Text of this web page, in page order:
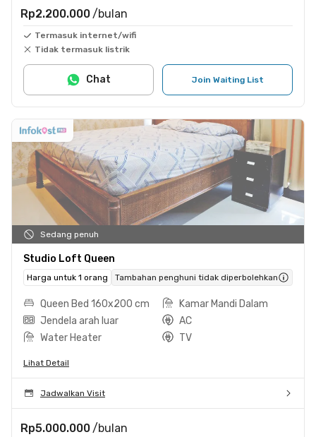
Rp2.200.000 /bulan
Termasuk internet/wifi
Tidak termasuk listrik
Join Waiting List
Chat
Sedang penuh
Studio Loft Queen
Harga untuk 1 orang Tambahan penghuni tidak diperbolehkan
Queen Bed 160x200 cm
Kamar Mandi Dalam
Jendela arah luar
AC
Water Heater
TV
Lihat Detail
Jadwalkan Visit
Rp5.000.000 /bulan